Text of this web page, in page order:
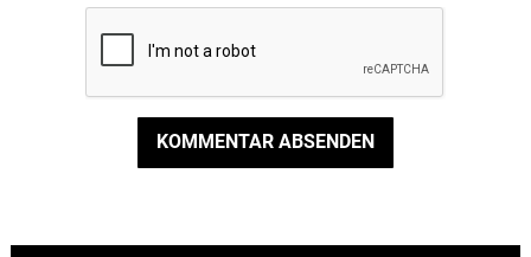
KOMMENTAR ABSENDEN